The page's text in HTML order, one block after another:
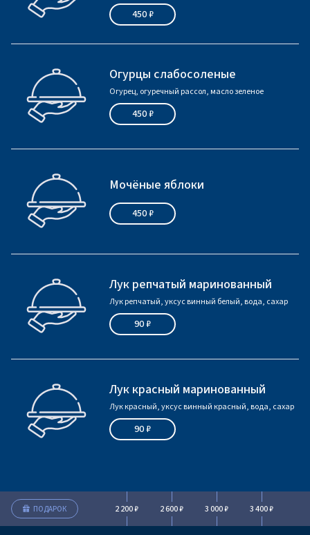
450 ₽
Огурцы слабосоленые
Огурец, огуречный рассол, масло зеленое
450 ₽
Мочёные яблоки
450 ₽
Лук репчатый маринованный
Лук репчатый, уксус винный белый, вода, сахар
90 ₽
Лук красный маринованный
Лук красный, уксус винный красный, вода, сахар
90 ₽
ПОДАРОК 2 200 ₽ 2 600 ₽ 3 000 ₽ 3 400 ₽